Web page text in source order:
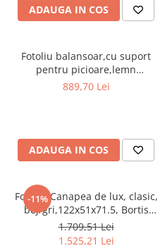
ADAUGA IN COS
Fotoliu balansoar,cu suport
pentru picioare,lemn
mesteacan, stofa/textil maro
889,70 Lei
ADAUGA IN COS
-11%
Fotoliu/Canapea de lux, clasic,
bej/gri,122x51x71.5, Bortis
Impex
1.709,51 Lei
1.525,21 Lei